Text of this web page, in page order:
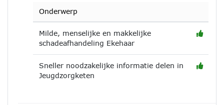
Onderwerp
Milde, menselijke en makkelijke
schadeafhandeling Ekehaar
Sneller noodzakelijke informatie delen in
Jeugdzorgketen